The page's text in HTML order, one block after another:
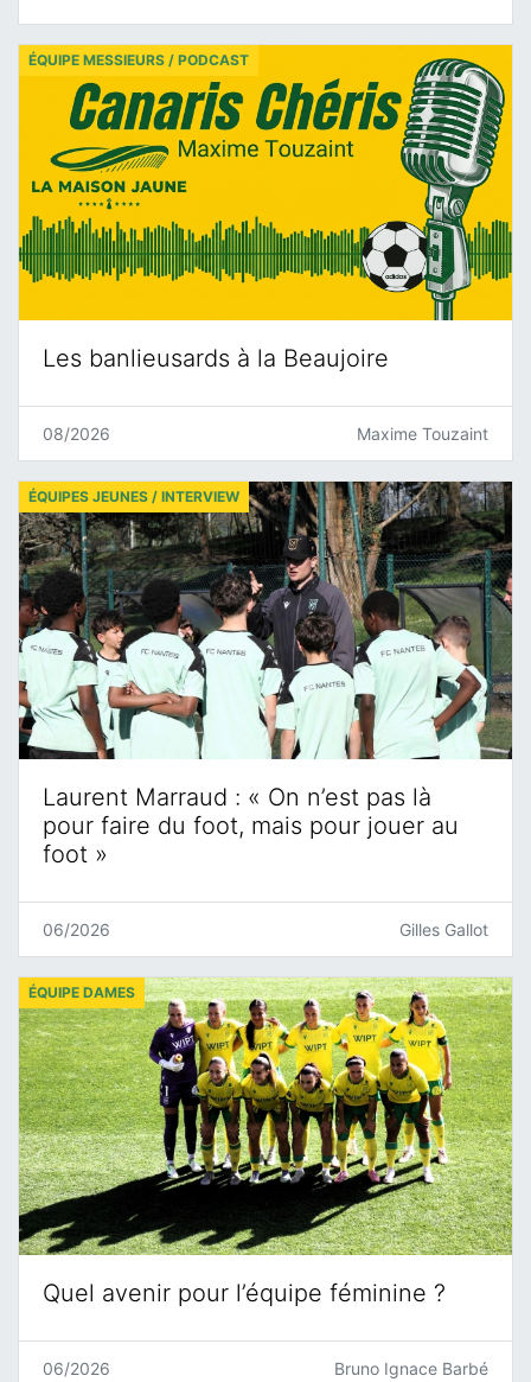
Les banlieusards à la Beaujoire
ÉQUIPE MESSIEURS / PODCAST
08/2026 Maxime Touzaint
Laurent Marraud : « On n’est pas là
pour faire du foot, mais pour jouer au
foot »
ÉQUIPES JEUNES / INTERVIEW
06/2026 Gilles Gallot
Quel avenir pour l’équipe féminine ?
ÉQUIPE DAMES
06/2026 Bruno Ignace Barbé